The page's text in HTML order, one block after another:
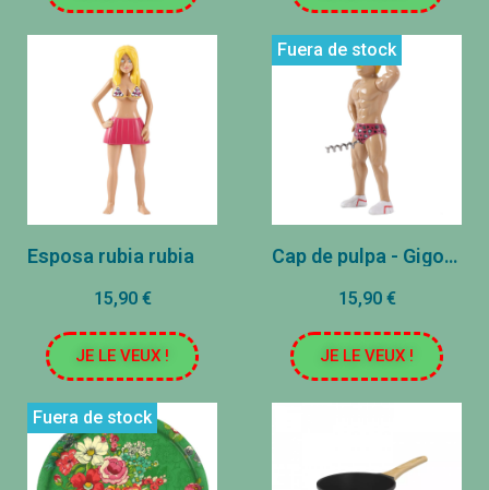
Esposa rubia rubia
15,90 €
JE LE VEUX !
Fuera de stock
Cap de pulpa - Gigolo Rubia
15,90 €
JE LE VEUX !
Fuera de stock